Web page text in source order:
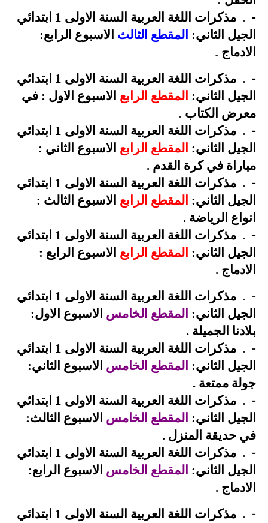
-
.
مذكرات اللغة العربية السنة الاولى 1 ابتدائي
الجيل الثاني: المقطع الثالث الاسبوع الرابع:
الادماج .
-
.
مذكرات اللغة العربية السنة الاولى 1 ابتدائي
الجيل الثاني: المقطع الرابع الاسبوع الاول : في
معرض الكتاب .
-
.
مذكرات اللغة العربية السنة الاولى 1 ابتدائي
الجيل الثاني: المقطع الرابع الاسبوع الثاني :
مباراة في كرة القدم .
-
.
مذكرات اللغة العربية السنة الاولى 1 ابتدائي
الجيل الثاني: المقطع الرابع الاسبوع الثالث :
انواع الرياضة .
-
.
مذكرات اللغة العربية السنة الاولى 1 ابتدائي
الجيل الثاني: المقطع الرابع الاسبوع الرابع :
الادماج .
-
.
مذكرات اللغة العربية السنة الاولى 1 ابتدائي
الجيل الثاني: المقطع الخامس الاسبوع الاول:
بلادنا الجميلة .
-
.
مذكرات اللغة العربية السنة الاولى 1 ابتدائي
الجيل الثاني: المقطع الخامس الاسبوع الثاني:
جولة ممتعة .
-
.
مذكرات اللغة العربية السنة الاولى 1 ابتدائي
الجيل الثاني: المقطع الخامس الاسبوع الثالث:
في حديقة المنزل .
-
.
مذكرات اللغة العربية السنة الاولى 1 ابتدائي
الجيل الثاني: المقطع الخامس الاسبوع الرابع:
الادماج .
-
.
مذكرات اللغة العربية السنة الاولى 1 ابتدائي